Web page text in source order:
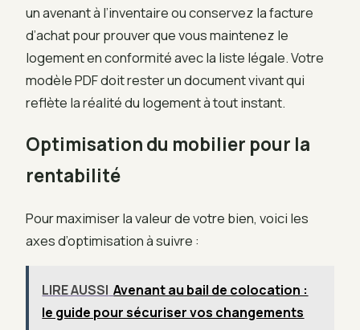
un avenant à l’inventaire ou conservez la facture
d’achat pour prouver que vous maintenez le
logement en conformité avec la liste légale. Votre
modèle PDF doit rester un document vivant qui
reflète la réalité du logement à tout instant.
Optimisation du mobilier pour la
rentabilité
Pour maximiser la valeur de votre bien, voici les
axes d’optimisation à suivre :
LIRE AUSSI Avenant au bail de colocation :
le guide pour sécuriser vos changements